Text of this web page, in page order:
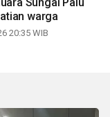
warga
20:35 WIB